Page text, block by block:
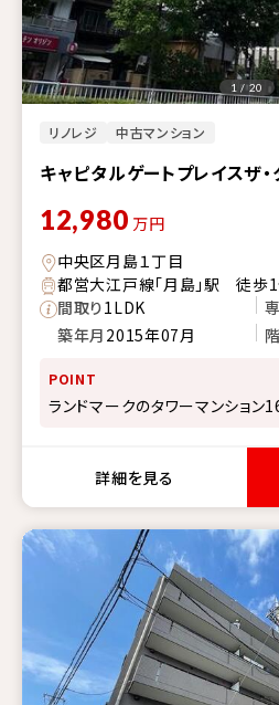
リノレジ 中古マンション
キャピタルゲートプレイスザ・
1 / 20
12,980 万円
中央区月島１丁目
都営大江戸線「月島」駅 徒歩
間取り1LDK
築年月 2015年07月
POINT
ランドマークのタワーマンション
詳細を見る